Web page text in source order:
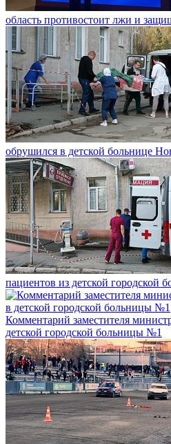
область противостоит лжи и
обрушился в детской больнице
пациентов из детской городской
Комментарий заместителя
детской городской больницы №1